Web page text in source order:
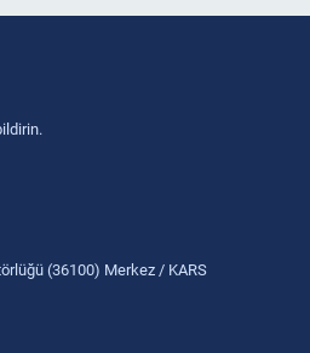
(36100) Merkez / KARS